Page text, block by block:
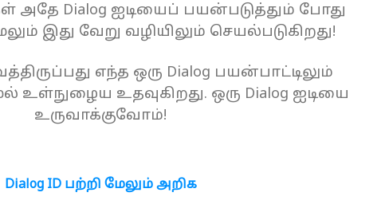
அதே Dialog ஐடியைப் பயன்படுத்தும் போது
இது வேறு வழியிலும் செயல்படுகிறது!
எந்த ஒரு Dialog பயன்பாட்டிலும்
உதவுகிறது. ஒரு Dialog ஐடியை
உருவாக்குவோம்!
Dialog ID பற்றி மேலும் அறிக